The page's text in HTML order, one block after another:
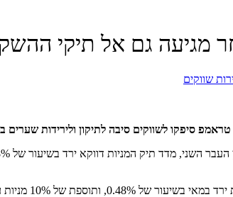
מגיעה גם אל תיקי
שווקים
סיפקו לשווקים סיבה לתיקון ולירידות